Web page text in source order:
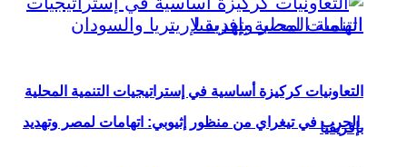
الحرب في تيغراي من منظور إثيوبي: اتهامات لمصر وتهديد
التعاونيات كركيزة أساسية في إستراتيجيات التنمية المحلية
بإفريقيا